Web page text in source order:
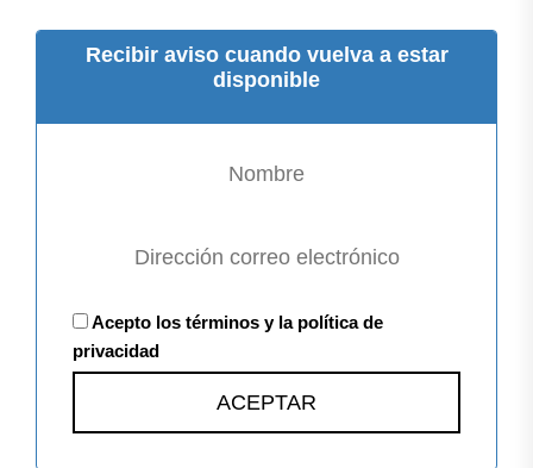
Recibir aviso cuando vuelva a estar
disponible
Acepto los términos y la política de
privacidad